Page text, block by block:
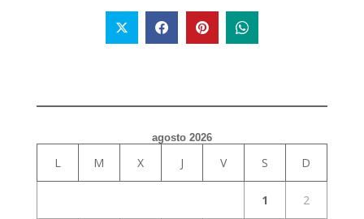
agosto 2026
L M X J V S D
1 2